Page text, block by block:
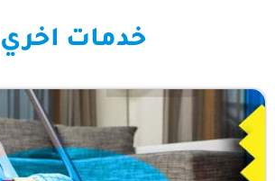
خدمات اخري